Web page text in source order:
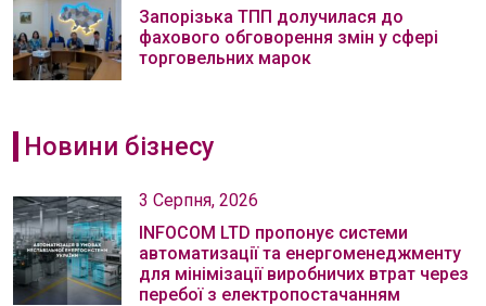
Запорізька ТПП долучилася до
фахового обговорення змін у сфері
торговельних марок
Новини бізнесу
3 Серпня, 2026
INFOCOM LTD пропонує системи
автоматизації та енергоменеджменту
для мінімізації виробничих втрат через
перебої з електропостачанням